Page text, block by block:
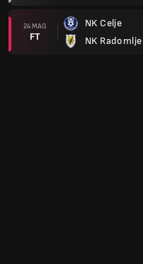
24 MAG
FT
NK Celje
NK Radomlje